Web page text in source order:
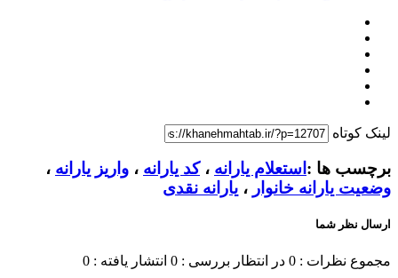
لینک کوتاه
برچسب ها : استعلام یارانه ،کد یارانه ، واریز یارانه ،
وضعیت یارانه خانوار ، یارانه نقدی
ارسال نظر شما
مجموع نظرات : 0 در انتظار بررسی : 0 انتشار یافته : 0